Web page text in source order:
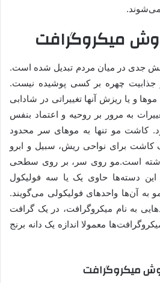
میکروگرافت
جدی در میان مردم تبدیل شده است.
و جذابیت چهره بر کسی پوشیده نیست.
و یا ریزش آنها تغییراتی در شادابی
به مرور بر روحیه و اعتماد بنفس
کاشت مو تنها به موهای سر محدود
برای نواحی ریش، سبیل و ابرو
داشته است.مو روی سر، بر روی سطحی
دسته‌ها حاوی یک یا سه فولیکول
آن­‌ها واحدهای فولیکولی می‌گویند.
به نام میکروگرافت، در یک گرافت
معمولا اندازه یک دانه برنج
میکروگرافت